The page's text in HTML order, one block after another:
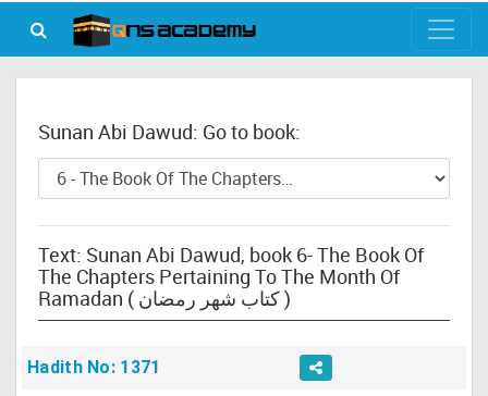
Sunan Abi Dawud: Go to book:
Text: Sunan Abi Dawud, book 6- The Book Of
The Chapters Pertaining To The Month Of
Ramadan ( كتاب شهر رمضان )
Hadith No: 1371